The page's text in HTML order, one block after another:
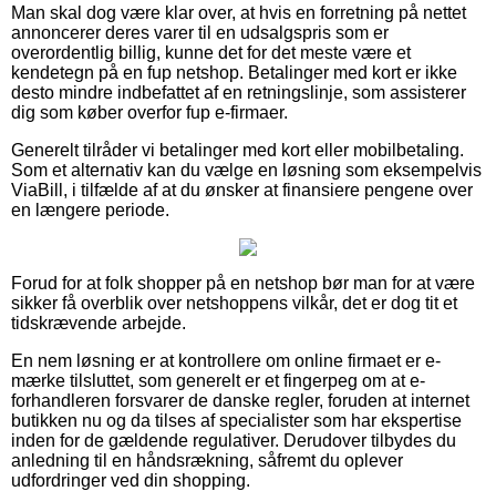
Man skal dog være klar over, at hvis en forretning på nettet
annoncerer deres varer til en udsalgspris som er
overordentlig billig, kunne det for det meste være et
kendetegn på en fup netshop. Betalinger med kort er ikke
desto mindre indbefattet af en retningslinje, som assisterer
dig som køber overfor fup e-firmaer.
Generelt tilråder vi betalinger med kort eller mobilbetaling.
Som et alternativ kan du vælge en løsning som eksempelvis
ViaBill, i tilfælde af at du ønsker at finansiere pengene over
en længere periode.
Forud for at folk shopper på en netshop bør man for at være
sikker få overblik over netshoppens vilkår, det er dog tit et
tidskrævende arbejde.
En nem løsning er at kontrollere om online firmaet er e-
mærke tilsluttet, som generelt er et fingerpeg om at e-
forhandleren forsvarer de danske regler, foruden at internet
butikken nu og da tilses af specialister som har ekspertise
inden for de gældende regulativer. Derudover tilbydes du
anledning til en håndsrækning, såfremt du oplever
udfordringer ved din shopping.